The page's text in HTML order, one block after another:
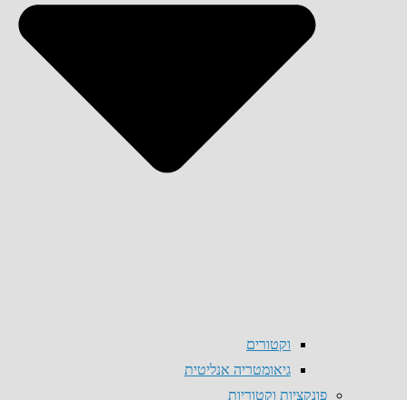
וקטורים
גיאומטריה אנליטית
פונקציות וקטוריות